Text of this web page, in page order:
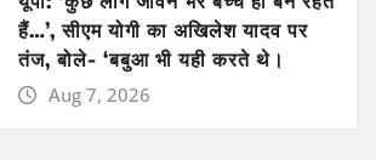
हैं…’, सीएम योगी का अखिलेश यादव पर
तंज, बोले- ‘बबुआ भी यही करते थे।
Aug 7, 2026